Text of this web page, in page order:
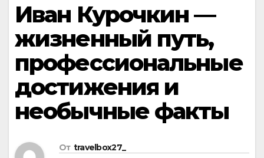
Иван Курочкин —
жизненный путь,
профессиональные
достижения и
необычные факты
От travelbox27_